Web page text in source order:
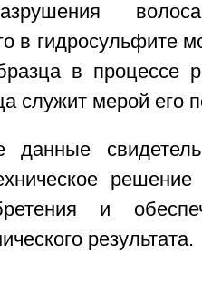
в гидросульфите
в процессе
служит мерой его
данные
решение
и
результата.